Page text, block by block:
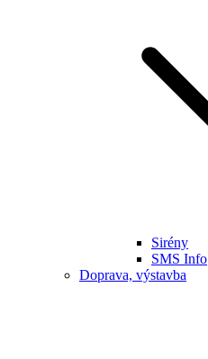
Sirény
SMS Info
Doprava, výstavba